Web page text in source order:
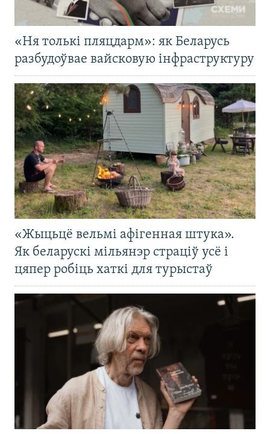
«Ня толькі пляцдарм»: як Беларусь
разбудоўвае вайсковую інфраструктуру
«Жыцьцё вельмі афігенная штука».
Як беларускі мільянэр страціў усё і
цяпер робіць хаткі для турыстаў